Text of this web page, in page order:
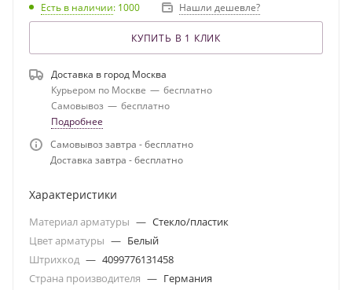
Есть в наличии: 1000 Нашли дешевле?
КУПИТЬ В 1 КЛИК
Доставка в город Москва
Курьером по Москве — бесплатно
Самовывоз — бесплатно
Подробнее
Самовывоз завтра - бесплатно
Доставка завтра - бесплатно
Характеристики
Материал арматуры — Стекло/пластик
Цвет арматуры — Белый
Штрихкод — 4099776131458
Страна производителя — Германия